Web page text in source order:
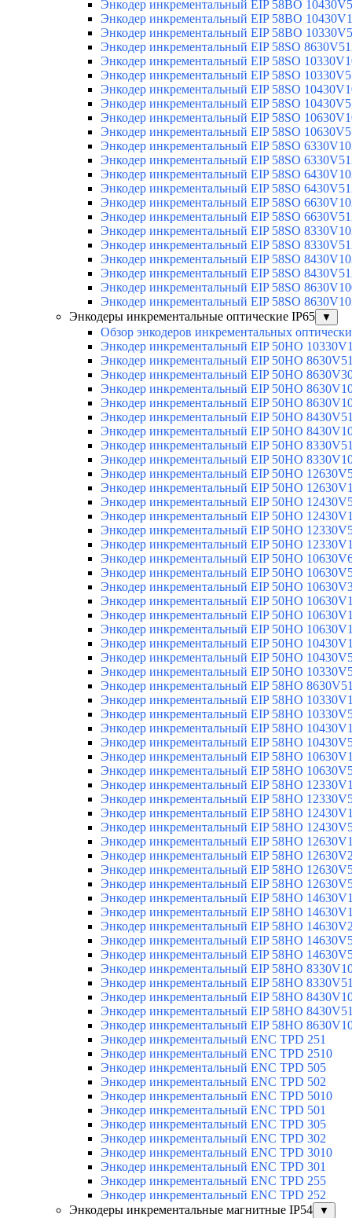
Энкодер инкрементальный EIP 58BO
Энкодер инкрементальный EIP 58BO
Энкодер инкрементальный EIP 58BO
Энкодер инкрементальный EIP 58SO
Энкодер инкрементальный EIP 58SO
Энкодер инкрементальный EIP 58SO
Энкодер инкрементальный EIP 58SO
Энкодер инкрементальный EIP 58SO
Энкодер инкрементальный EIP 58SO
Энкодер инкрементальный EIP 58SO
Энкодер инкрементальный EIP 58SO
Энкодер инкрементальный EIP 58SO
Энкодер инкрементальный EIP 58SO
Энкодер инкрементальный EIP 58SO
Энкодер инкрементальный EIP 58SO
Энкодер инкрементальный EIP 58SO
Энкодер инкрементальный EIP 58SO
Энкодер инкрементальный EIP 58SO
Энкодер инкрементальный EIP 58SO
Энкодер инкрементальный EIP 58SO
Энкодер инкрементальный EIP 58SO
Энкодер инкрементальный EIP 58SO
Энкодеры инкрементальные оптические IP65
▼
Обзор энкодеров инкрементальных
Энкодер инкрементальный EIP 50HO
Энкодер инкрементальный EIP 50HO
Энкодер инкрементальный EIP 50HO
Энкодер инкрементальный EIP 50HO
Энкодер инкрементальный EIP 50HO
Энкодер инкрементальный EIP 50HO
Энкодер инкрементальный EIP 50HO
Энкодер инкрементальный EIP 50HO
Энкодер инкрементальный EIP 50HO
Энкодер инкрементальный EIP 50HO
Энкодер инкрементальный EIP 50HO
Энкодер инкрементальный EIP 50HO
Энкодер инкрементальный EIP 50HO
Энкодер инкрементальный EIP 50HO
Энкодер инкрементальный EIP 50HO
Энкодер инкрементальный EIP 50HO
Энкодер инкрементальный EIP 50HO
Энкодер инкрементальный EIP 50HO
Энкодер инкрементальный EIP 50HO
Энкодер инкрементальный EIP 50HO
Энкодер инкрементальный EIP 50HO
Энкодер инкрементальный EIP 50HO
Энкодер инкрементальный EIP 50HO
Энкодер инкрементальный EIP 50HO
Энкодер инкрементальный EIP 58HO
Энкодер инкрементальный EIP 58HO
Энкодер инкрементальный EIP 58HO
Энкодер инкрементальный EIP 58HO
Энкодер инкрементальный EIP 58HO
Энкодер инкрементальный EIP 58HO
Энкодер инкрементальный EIP 58HO
Энкодер инкрементальный EIP 58HO
Энкодер инкрементальный EIP 58HO
Энкодер инкрементальный EIP 58HO
Энкодер инкрементальный EIP 58HO
Энкодер инкрементальный EIP 58HO
Энкодер инкрементальный EIP 58HO
Энкодер инкрементальный EIP 58HO
Энкодер инкрементальный EIP 58HO
Энкодер инкрементальный EIP 58HO
Энкодер инкрементальный EIP 58HO
Энкодер инкрементальный EIP 58HO
Энкодер инкрементальный EIP 58HO
Энкодер инкрементальный EIP 58HO
Энкодер инкрементальный EIP 58HO
Энкодер инкрементальный EIP 58HO
Энкодер инкрементальный EIP 58HO
Энкодер инкрементальный EIP 58HO
Энкодер инкрементальный EIP 58HO
Энкодер инкрементальный ENC TPD 251
Энкодер инкрементальный ENC TPD 2510
Энкодер инкрементальный ENC TPD 505
Энкодер инкрементальный ENC TPD 502
Энкодер инкрементальный ENC TPD 5010
Энкодер инкрементальный ENC TPD 501
Энкодер инкрементальный ENC TPD 305
Энкодер инкрементальный ENC TPD 302
Энкодер инкрементальный ENC TPD 3010
Энкодер инкрементальный ENC TPD 301
Энкодер инкрементальный ENC TPD 255
Энкодер инкрементальный ENC TPD 252
Энкодеры инкрементальные магнитные IP54
▼